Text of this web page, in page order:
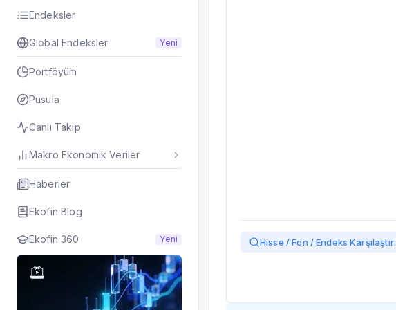
Endeksler
Global Endeksler Yeni
Portföyüm
Pusula
Canlı Takip
Makro Ekonomik Veriler
Haberler
Ekofin Blog
Ekofin 360 Yeni Hisse / Fon / Endeks Karşılaştır: